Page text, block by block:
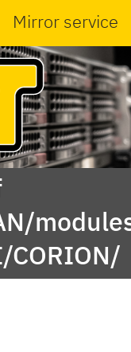
Mirror service